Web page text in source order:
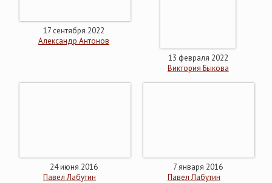
17 сентября 2022
Александр Антонов
13 февраля 2022
Виктория Быкова
24 июня 2016
Павел Лабутин
7 января 2016
Павел Лабутин